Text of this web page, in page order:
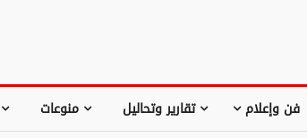
فن وإعلام تقارير وتحاليل منوعات